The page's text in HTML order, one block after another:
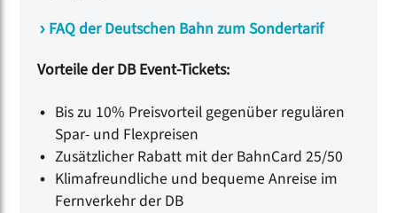
FAQ der Deutschen Bahn zum Sondertarif
Vorteile der DB Event-Tickets:
Bis zu 10% Preisvorteil gegenüber regulären
Spar- und Flexpreisen
Zusätzlicher Rabatt mit der BahnCard 25/50
Klimafreundliche und bequeme Anreise im
Fernverkehr der DB